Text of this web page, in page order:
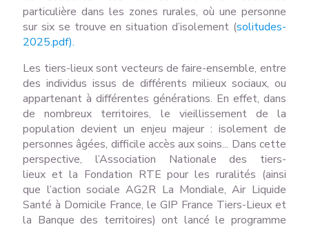
particulière dans les zones rurales, où une personne
sur six se trouve en situation d’isolement (solitudes-
2025.pdf).
Les tiers-lieux sont vecteurs de faire-ensemble, entre
des individus issus de différents milieux sociaux, ou
appartenant à différentes générations. En effet, dans
de nombreux territoires, le vieillissement de la
population devient un enjeu majeur : isolement de
personnes âgées, difficile accès aux soins... Dans cette
perspective, l’Association Nationale des tiers-
lieux et la Fondation RTE pour les ruralités (ainsi
que l’action sociale AG2R La Mondiale, Air Liquide
Santé à Domicile France, le GIP France Tiers-Lieux et
la Banque des territoires) ont lancé le programme